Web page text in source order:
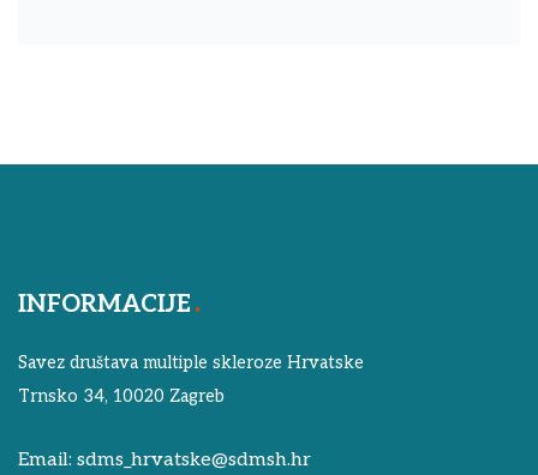
INFORMACIJE
Savez društava multiple skleroze Hrvatske
Trnsko 34, 10020 Zagreb
Email: sdms_hrvatske@sdmsh.hr